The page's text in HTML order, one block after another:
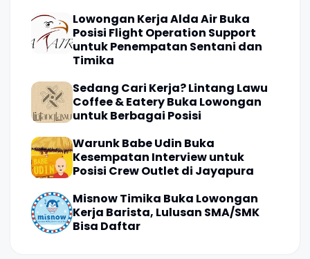
Lowongan Kerja Alda Air Buka
Posisi Flight Operation Support
untuk Penempatan Sentani dan
Timika
Sedang Cari Kerja? Lintang Lawu
Coffee & Eatery Buka Lowongan
untuk Berbagai Posisi
Warunk Babe Udin Buka
Kesempatan Interview untuk
Posisi Crew Outlet di Jayapura
Misnow Timika Buka Lowongan
Kerja Barista, Lulusan SMA/SMK
Bisa Daftar